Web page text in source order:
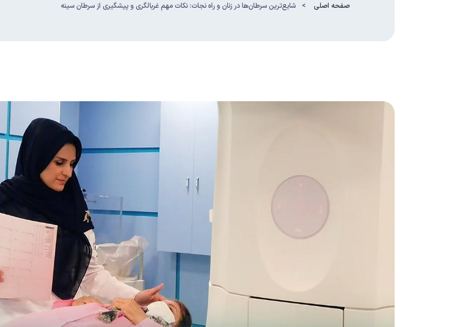
صفحه اصلی شایع‌ترین سرطان‌ها در زنان و راه نجات: نکات مهم غربالگری و پیشگیری از سرطان سینه